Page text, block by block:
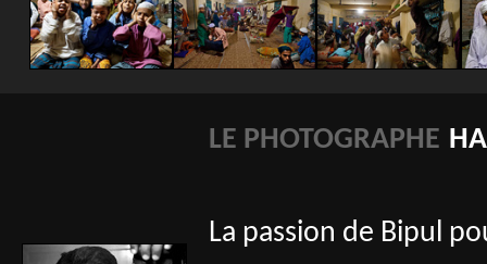
LE PHOTOGRAPHE
La passion de Bipul